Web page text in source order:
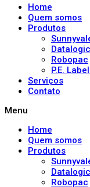
Home
Quem somos
Produtos
Datalogic
Robopac
P.E.
Serviços
Contato
Menu
Home
Quem somos
Produtos
Datalogic
Robopac